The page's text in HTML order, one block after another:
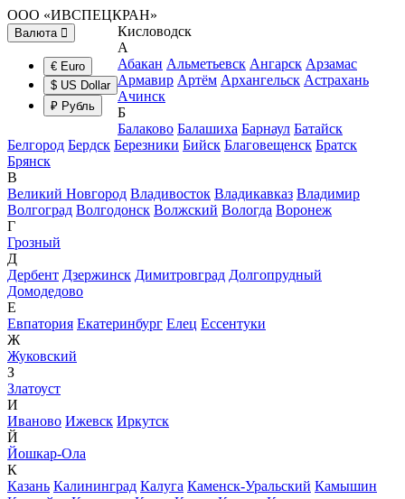
ООО «ИВСПЕЦКРАН»
Валюта
€ Euro
$ US Dollar
₽ Рубль
Кисловодск
А
Абакан Альметьевск Ангарск Арзамас
Армавир Артём Архангельск Астрахань
Ачинск
Б
Балаково Балашиха Барнаул Батайск
Белгород Бердск Березники Бийск Благовещенск Братск
Брянск
В
Великий Новгород Владивосток Владикавказ Владимир
Волгоград Волгодонск Волжский Вологда Воронеж
Г
Грозный
Д
Дербент Дзержинск Димитровград Долгопрудный
Домодедово
Е
Евпатория Екатеринбург Елец Ессентуки
Ж
Жуковский
З
Златоуст
И
Иваново Ижевск Иркутск
Й
Йошкар-Ола
К
Казань Калининград Калуга Каменск-Уральский Камышин